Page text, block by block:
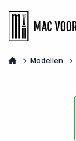
Modellen